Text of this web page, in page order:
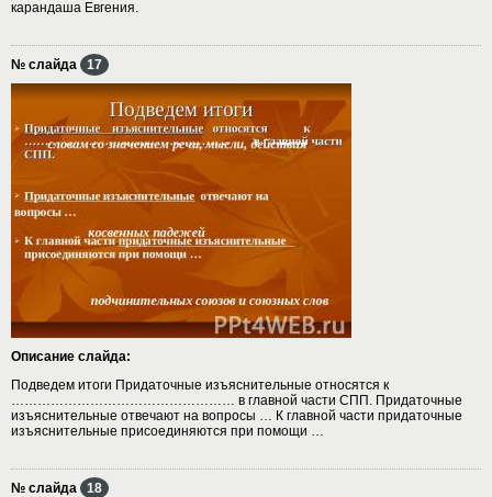
карандаша Евгения.
№ слайда 17
Описание слайда:
Подведем итоги Придаточные изъяснительные относятся к
…………………………………………… в главной части СПП. Придаточные
изъяснительные отвечают на вопросы … К главной части придаточные
изъяснительные присоединяются при помощи …
№ слайда 18